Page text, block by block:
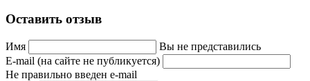
Оставить отзыв
Имя
Вы не представились
E-mail (на сайте не публикуется)
Не правильно введен e-mail